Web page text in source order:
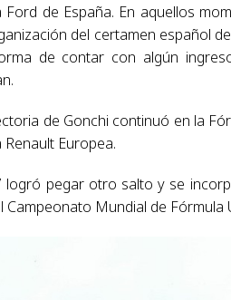
Ford de España. En aquellos
del certamen español
de contar con algún
de Gonchi continuó en la
Renault Europea.
logró pegar otro salto y se
Campeonato Mundial de Fórmula